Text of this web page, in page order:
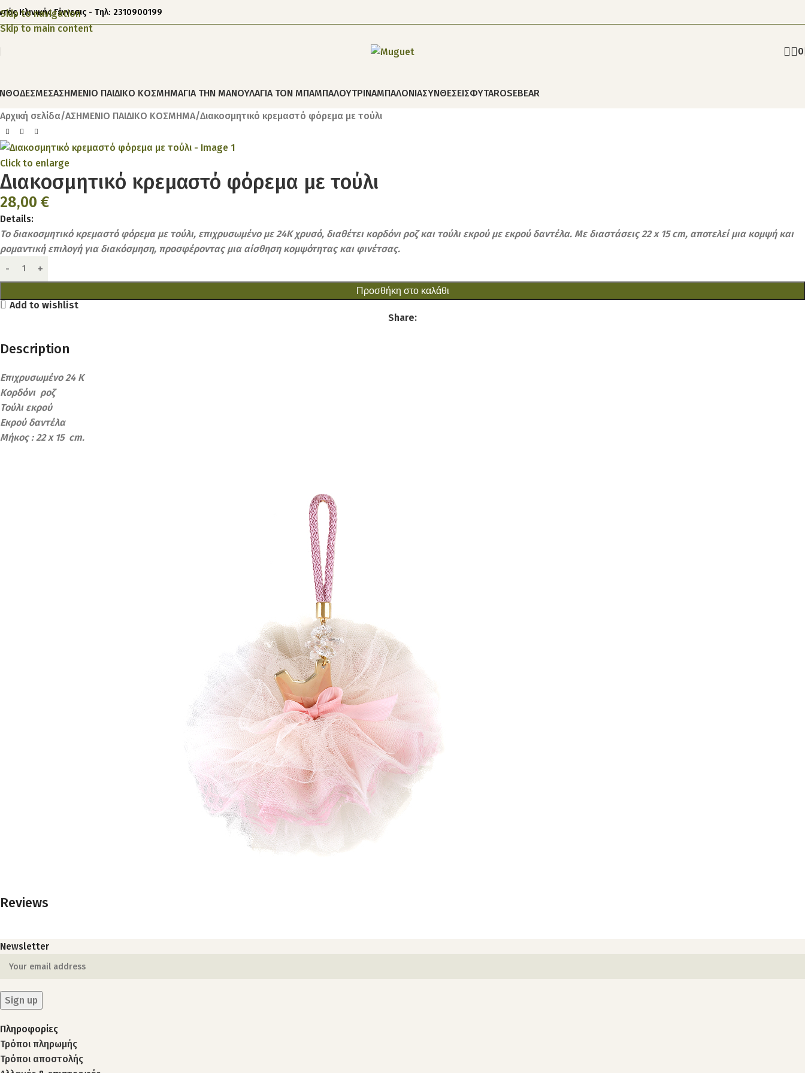
Skip to navigation
Skip to main content
Κλινικής Γέννεσις - Τηλ: 2310900199
0
ΑΣΗΜΕΝΙΟ ΠΑΙΔΙΚΟ ΚΟΣΜΗΜΑΓΙΑ ΤΗΝ ΜΑΝΟΥΛΑΓΙΑ ΤΟΝ ΜΠΑΜΠΑΛΟΥΤΡΙΝΑΜΠΑΛΟΝΙΑΣΥΝΘΕΣΕΙΣΦΥΤΑROSEBEAR
Αρχική σελίδα ΑΣΗΜΕΝΙΟ ΠΑΙΔΙΚΟ ΚΟΣΜΗΜΑ Διακοσμητικό κρεμαστό φόρεμα με τούλι
Click to enlarge
Διακοσμητικό κρεμαστό φόρεμα με τούλι
28,00 €
Details:
Το διακοσμητικό κρεμαστό φόρεμα με τούλι, επιχρυσωμένο με 24Κ χρυσό, διαθέτει κορδόνι ροζ και τούλι εκρού με εκρού δαντέλα. Με διαστάσεις 22 x 15 cm, αποτελεί μια κομψή και
ρομαντική επιλογή για διακόσμηση, προσφέροντας μια αίσθηση κομψότητας και φινέτσας.
Προσθήκη στο καλάθι
Add to wishlist
Share:
Description
Επιχρυσωμένο 24 Κ
Κορδόνι ροζ
Τούλι εκρού
Εκρού δαντέλα
Μήκος : 22 x 15 cm.
Reviews
Newsletter
Πληροφορίες
Τρόποι πληρωμής
Τρόποι αποστολής